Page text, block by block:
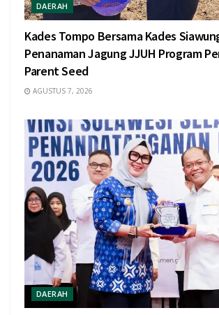
DAERAH
Kades Tompo Bersama Kades
Penanaman Jagung JJUH Program
Parent Seed
AGUSTUS 7, 2026
DAERAH